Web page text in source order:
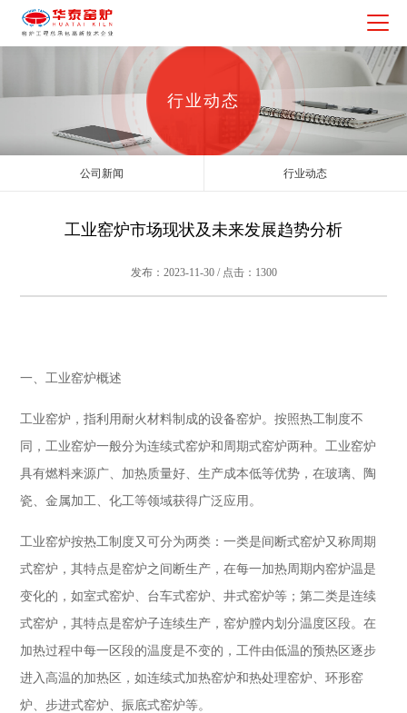
行业动态
公司新闻 行业动态
工业窑炉市场现状及未来发展趋势分析
发布：2023-11-30 / 点击：1300
一、工业窑炉概述
工业窑炉，指利用耐火材料制成的设备窑炉。按照热工制度不
同，工业窑炉一般分为连续式窑炉和周期式窑炉两种。工业窑炉
具有燃料来源广、加热质量好、生产成本低等优势，在玻璃、陶
瓷、金属加工、化工等领域获得广泛应用。
工业窑炉按热工制度又可分为两类：一类是间断式窑炉又称周期
式窑炉，其特点是窑炉之间断生产，在每一加热周期内窑炉温是
变化的，如室式窑炉、台车式窑炉、井式窑炉等；第二类是连续
式窑炉，其特点是窑炉子连续生产，窑炉膛内划分温度区段。在
加热过程中每一区段的温度是不变的，工件由低温的预热区逐步
进入高温的加热区，如连续式加热窑炉和热处理窑炉、环形窑
炉、步进式窑炉、振底式窑炉等。